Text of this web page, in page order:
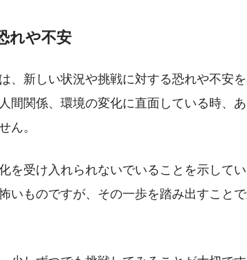
れや不安
、新しい状況や挑戦に対する恐れや不安
間関係、環境の変化に直面している時、
ん。
を受け入れられないでいることを示して
いものですが、その一歩を踏み出すこと